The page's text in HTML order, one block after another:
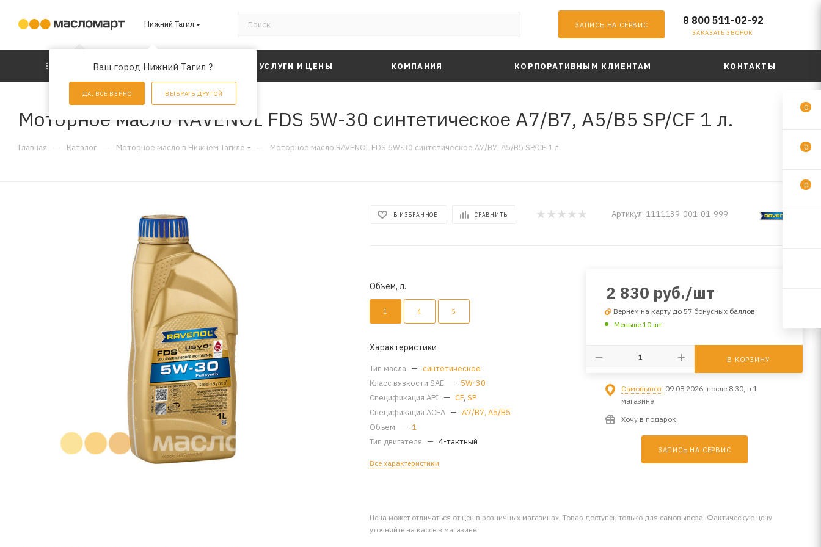
Нижний Тагил
Ваш город Нижний Тагил ?
ДА, ВСЕ ВЕРНО ВЫБРАТЬ ДРУГОЙ
ЗАПИСЬ НА СЕРВИС 8 800 511-02-92
ЗАКАЗАТЬ ЗВОНОК
КАТАЛОГ АКЦИИ УСЛУГИ И ЦЕНЫ КОМПАНИЯ КОРПОРАТИВНЫМ КЛИЕНТАМ КОНТАКТЫ
Моторное масло RAVENOL FDS 5W-30 синтетическое A7/B7, A5/B5 SP/CF 1 л.
Главная — Каталог — Моторное масло в Нижнем Тагиле — Моторное масло RAVENOL FDS 5W-30 синтетическое A7/B7, A5/B5 SP/CF 1 л.
В ИЗБРАННОЕ СРАВНИТЬ Артикул: 1111139-001-01-999
Объем, л.
1 4 5
Характеристики
Тип масла — синтетическое
Класс вязкости SAE — 5W-30
Спецификация API — CF,SP
Спецификация ACEA — A7/B7, A5/B5
Объем — 1
Тип двигателя — 4-тактный
Все характеристики
2 830 руб./шт
Вернем на карту до 57 бонусных баллов
Меньше 10 шт
В КОРЗИНУ
Самовывоз: 09.08.2026, после 8:30, в 1
магазине
Хочу в подарок
ЗАПИСЬ НА СЕРВИС
Цена может отличаться от цен в розничных магазинах. Товар доступен только для самовывоза. Фактическую цену
уточняйте на кассе в магазине
0
0
0